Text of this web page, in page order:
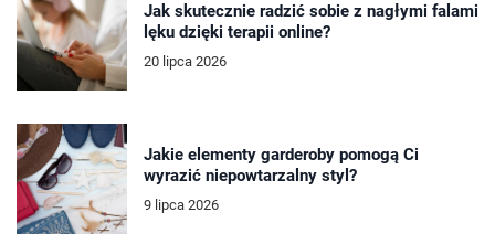
Jak skutecznie radzić sobie z nagłymi falami
lęku dzięki terapii online?
20 lipca 2026
Jakie elementy garderoby pomogą Ci
wyrazić niepowtarzalny styl?
9 lipca 2026